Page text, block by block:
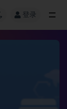
登录